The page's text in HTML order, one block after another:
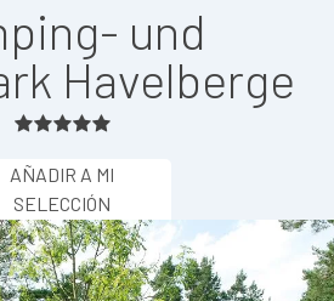
und
Havelberge
AÑADIR A MI
SELECCIÓN